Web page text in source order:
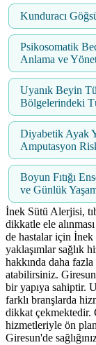
Kunduracı
Psikosomatik
Anlama ve
Uyanık Beyin
Bölgelerindeki
Diyabetik Ayak
Amputasyon
Boyun Fıtığı
ve Günlük
İnek Sütü Alerjisi,
dikkatle ele
de hastalar için
yaklaşımlar sağlık
hakkında daha
atabilirsiniz.
bir yapıya sahiptir.
farklı branşlarda
dikkat çekmektedir.
hizmetleriyle ön
Giresun'de